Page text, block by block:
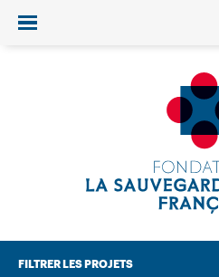
Ouvrir/fermer le menu
FILTRER LES PROJETS